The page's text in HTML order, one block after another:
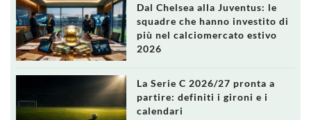
Dal Chelsea alla Juventus: le
squadre che hanno investito di
più nel calciomercato estivo
2026
La Serie C 2026/27 pronta a
partire: definiti i gironi e i
calendari